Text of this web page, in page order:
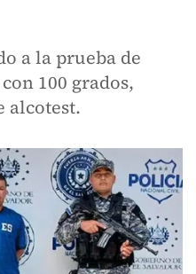
a la prueba de
100 grados,
alcotest.